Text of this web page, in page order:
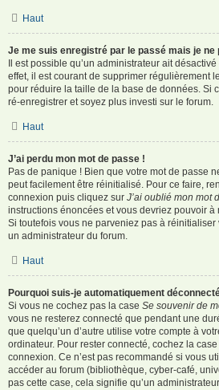
Haut
Je me suis enregistré par le passé mais je ne
Il est possible qu’un administrateur ait
effet, il est courant de supprimer régulièrement
pour réduire la taille de la base de données. Si
ré-enregistrer et soyez plus investi sur le forum.
Haut
J’ai perdu mon mot de passe !
Pas de panique ! Bien que votre mot de passe
peut facilement être réinitialisé. Pour ce faire,
connexion puis cliquez sur J’ai oublié mon mot
instructions énoncées et vous devriez pouvoir à
Si toutefois vous ne parveniez pas à
un administrateur du forum.
Haut
Pourquoi suis-je automatiquement
Si vous ne cochez pas la case Se souvenir de
vous ne resterez connecté que pendant une
que quelqu’un d’autre utilise votre compte à
ordinateur. Pour rester connecté, cochez la case
connexion. Ce n’est pas recommandé si vous
accéder au forum (bibliothèque, cyber-café,
pas cette case, cela signifie qu’un